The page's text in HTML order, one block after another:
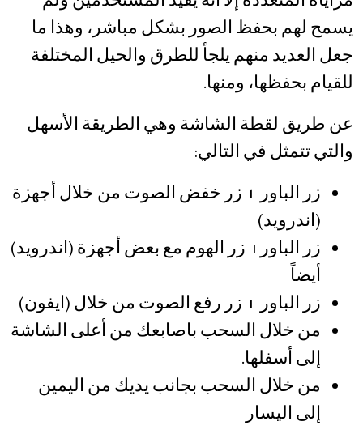
يسمح لهم بحفظ الصور بشكل مباشر، وهذا ما
جعل العديد منهم يلجأ للطرق والحيل المختلفة
للقيام بحفظها، ومنها.
عن طريق لقطة الشاشة وهي الطريقة الأسهل
والتي تتمثل في التالي:
زر الباور + زر خفض الصوت من خلال أجهزة
(اندرويد)
زر الباور+ زر الهوم مع بعض أجهزة (اندرويد)
أيضاً
زر الباور + زر رفع الصوت من خلال (ايفون)
من خلال السحب باصابعك من أعلى الشاشة
إلى أسفلها.
من خلال السحب بجانب يديك من اليمين
إلى اليسار